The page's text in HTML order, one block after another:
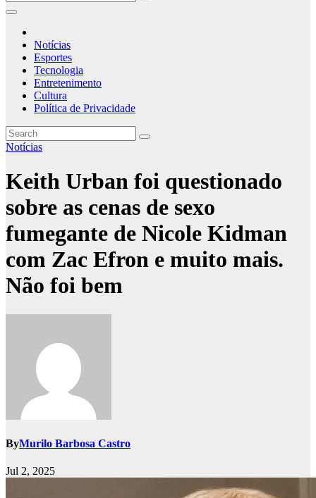
Notícias
Esportes
Tecnologia
Entretenimento
Cultura
Política de Privacidade
Notícias
Keith Urban foi questionado
sobre as cenas de sexo
fumegante de Nicole Kidman
com Zac Efron e muito mais.
Não foi bem
ByMurilo Barbosa Castro
Jul 2, 2025